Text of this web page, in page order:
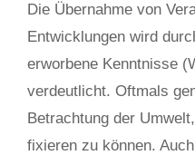
Die Übernahme von
Entwicklungen wird
erworbene Kenntnisse
verdeutlicht. Oftmals
Betrachtung der
fixieren zu können.